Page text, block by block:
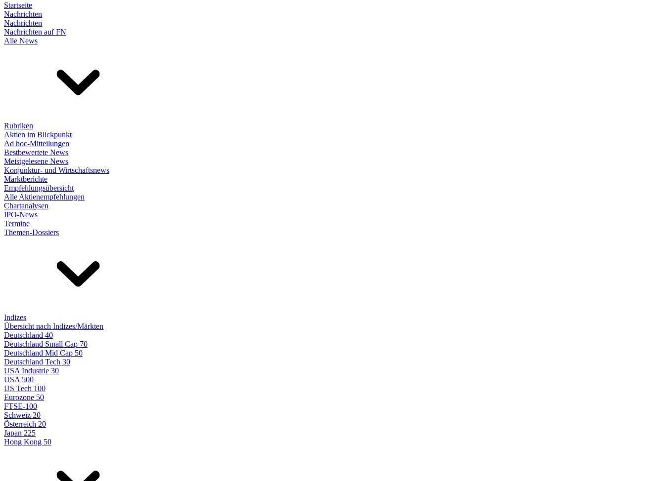
Startseite
Nachrichten
Nachrichten
Nachrichten auf FN
Alle News
Rubriken
Aktien im Blickpunkt
Ad hoc-Mitteilungen
Bestbewertete News
Meistgelesene News
Konjunktur- und Wirtschaftsnews
Marktberichte
Empfehlungsübersicht
Alle Aktienempfehlungen
Chartanalysen
IPO-News
Termine
Themen-Dossiers
Indizes
Übersicht nach Indizes/Märkten
Deutschland 40
Deutschland Small Cap 70
Deutschland Mid Cap 50
Deutschland Tech 30
USA Industrie 30
USA 500
US Tech 100
Eurozone 50
FTSE-100
Schweiz 20
Österreich 20
Japan 225
Hong Kong 50